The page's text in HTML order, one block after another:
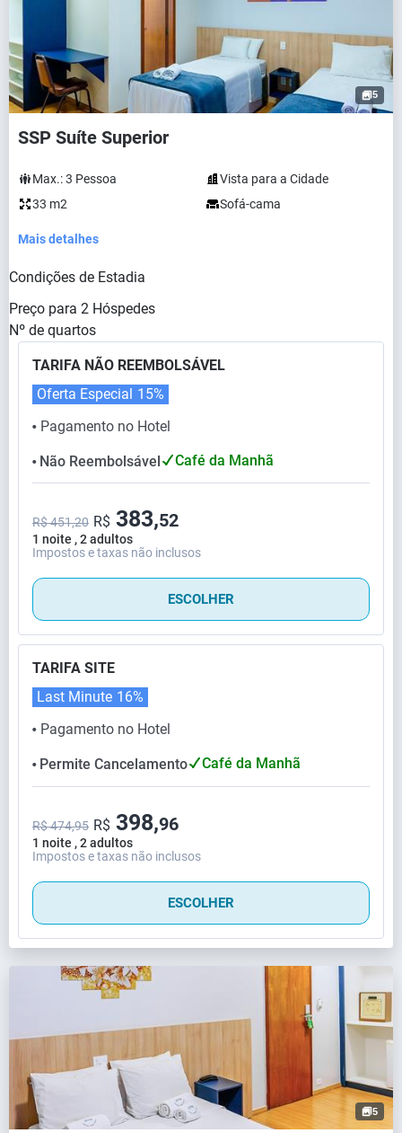
5
SSP Suíte Superior
Max.:3 Pessoa
Vista para a Cidade
33 m2
Sofá-cama
Mais detalhes
Condições de Estadia
Preço para 2 Hóspedes
Nº de quartos
TARIFA NÃO REEMBOLSÁVEL
⬤ Pagamento no Hotel
Oferta Especial 15%
⬤ Não Reembolsável Café da Manhã
1 noite , 2 adultos
R$ 451,20 R$ 383,52
Impostos e taxas não inclusos
ESCOLHER
TARIFA SITE
⬤ Pagamento no Hotel
Last Minute 16%
⬤ Permite Cancelamento Café da Manhã
1 noite , 2 adultos
R$ 474,95 R$ 398,96
Impostos e taxas não inclusos
ESCOLHER
5